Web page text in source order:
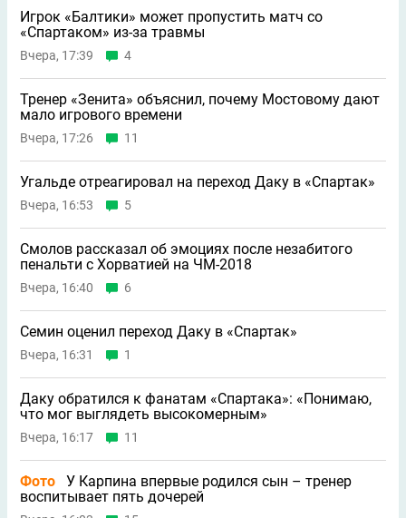
Игрок «Балтики» может пропустить матч со
«Спартаком» из-за травмы
Вчера, 17:39 4
Тренер «Зенита» объяснил, почему Мостовому дают
мало игрового времени
Вчера, 17:26 11
Угальде отреагировал на переход Даку в «Спартак»
Вчера, 16:53 5
Смолов рассказал об эмоциях после незабитого
пенальти с Хорватией на ЧМ-2018
Вчера, 16:40 6
Семин оценил переход Даку в «Спартак»
Вчера, 16:31 1
Даку обратился к фанатам «Спартака»: «Понимаю,
что мог выглядеть высокомерным»
Вчера, 16:17 11
Фото
У Карпина впервые родился сын – тренер
воспитывает пять дочерей